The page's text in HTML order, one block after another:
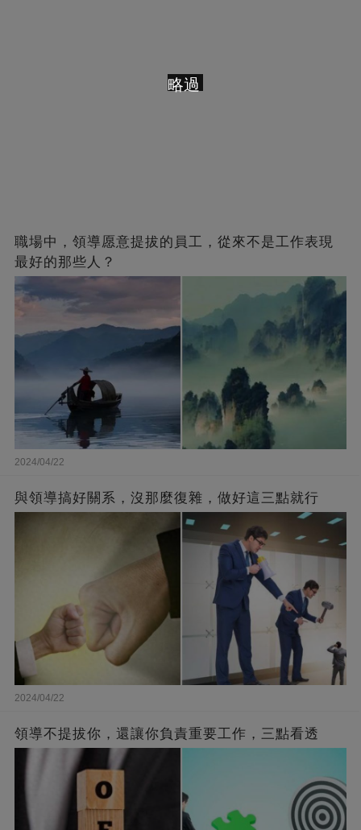
職場中，領導愿意提拔的員工，從來不是工作表現
最好的那些人？
2024/04/22
與領導搞好關系，沒那麼復雜，做好這三點就行
2024/04/22
領導不提拔你，還讓你負責重要工作，三點看透
略過